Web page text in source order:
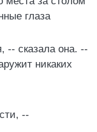
глаза
-- сказала она. --
никаких
--